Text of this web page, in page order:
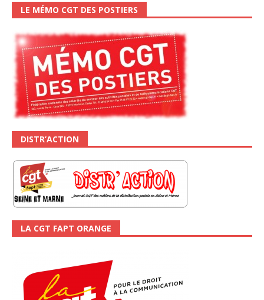
LE MÉMO CGT DES POSTIERS
DISTR’ACTION
LA CGT FAPT ORANGE